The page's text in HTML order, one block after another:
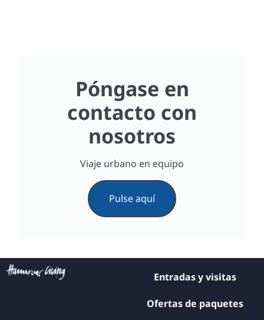
Póngase en
contacto con
nosotros
Viaje urbano en equipo
Pulse aquí
Entradas y visitas
Ofertas de paquetes